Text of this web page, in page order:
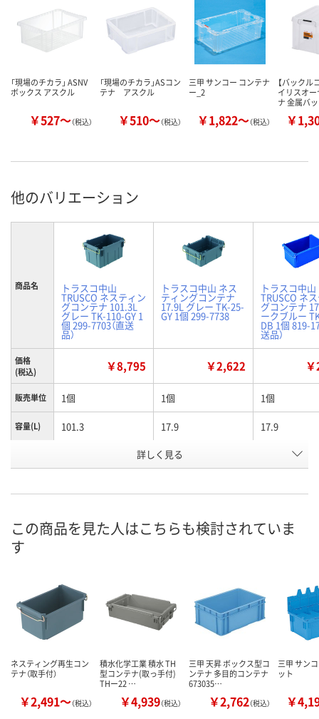
「現場のチカラ」 ASNV
ボックス アスクル
￥527～（税込）
「現場のチカラ」ASコン
テナ アスクル
￥510～（税込）
三甲 サンコー コンテナ
ー_2
￥1,822～（税込）
【バックル
イリスオ
ナ 金属バ
￥
他のバリエーション
商品名 トラスコ中山
TRUSCO ネスティン
グコンテナ 101.3L
グレー TK-110-GY 1
個 299-7703（直送
品）
トラスコ中山 ネス
ティングコンテナ
17.9L グレー TK-25-
GY 1個 299-7738
トラスコ中山
TRUSCO ネ
グコンテナ
ークブルー
DB 1個 819-
送品）
価格
(税込)
￥8,795 ￥2,622
販売単位 1個 1個 1個
容量(L) 101.3 17.9 17.9
369
お申込番
号
4393434 4393452 H908853
お届け日 8月10日（月） 8月10日（月）
数量
カゴへ
お取り扱い終了しま
カ
詳しく見る
この商品を見た人はこちらも検討されていま
す
ネスティング再生コン
テナ（取手付）
￥2,491～（税込）
積水化学工業 積水 TH
型コンテナ(取っ手付)
THー22 …
￥4,939（税込）
三甲 天昇 ボックス型コ
ンテナ 多目的コンテナ
673035…
￥2,762（税込）
三甲 サン
ット
￥